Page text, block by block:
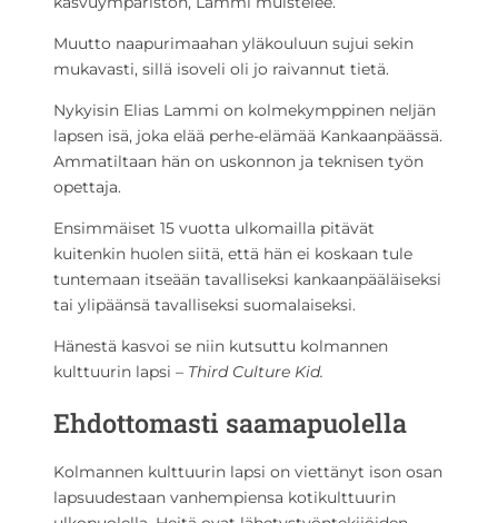
Muutto naapurimaahan yläkouluun sujui sekin
mukavasti, sillä isoveli oli jo raivannut tietä.
Nykyisin Elias Lammi on kolmekymppinen neljän
lapsen isä, joka elää perhe-elämää Kankaanpäässä.
Ammatiltaan hän on uskonnon ja teknisen työn
opettaja.
Ensimmäiset 15 vuotta ulkomailla pitävät
kuitenkin huolen siitä, että hän ei koskaan tule
tuntemaan itseään tavalliseksi kankaanpääläiseksi
tai ylipäänsä tavalliseksi suomalaiseksi.
Hänestä kasvoi se niin kutsuttu kolmannen
kulttuurin lapsi – Third Culture Kid.
Ehdottomasti saamapuolella
Kolmannen kulttuurin lapsi on viettänyt ison osan
lapsuudestaan vanhempiensa kotikulttuurin